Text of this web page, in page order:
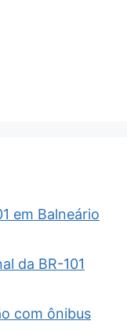
em Balneário
da BR-101
com ônibus